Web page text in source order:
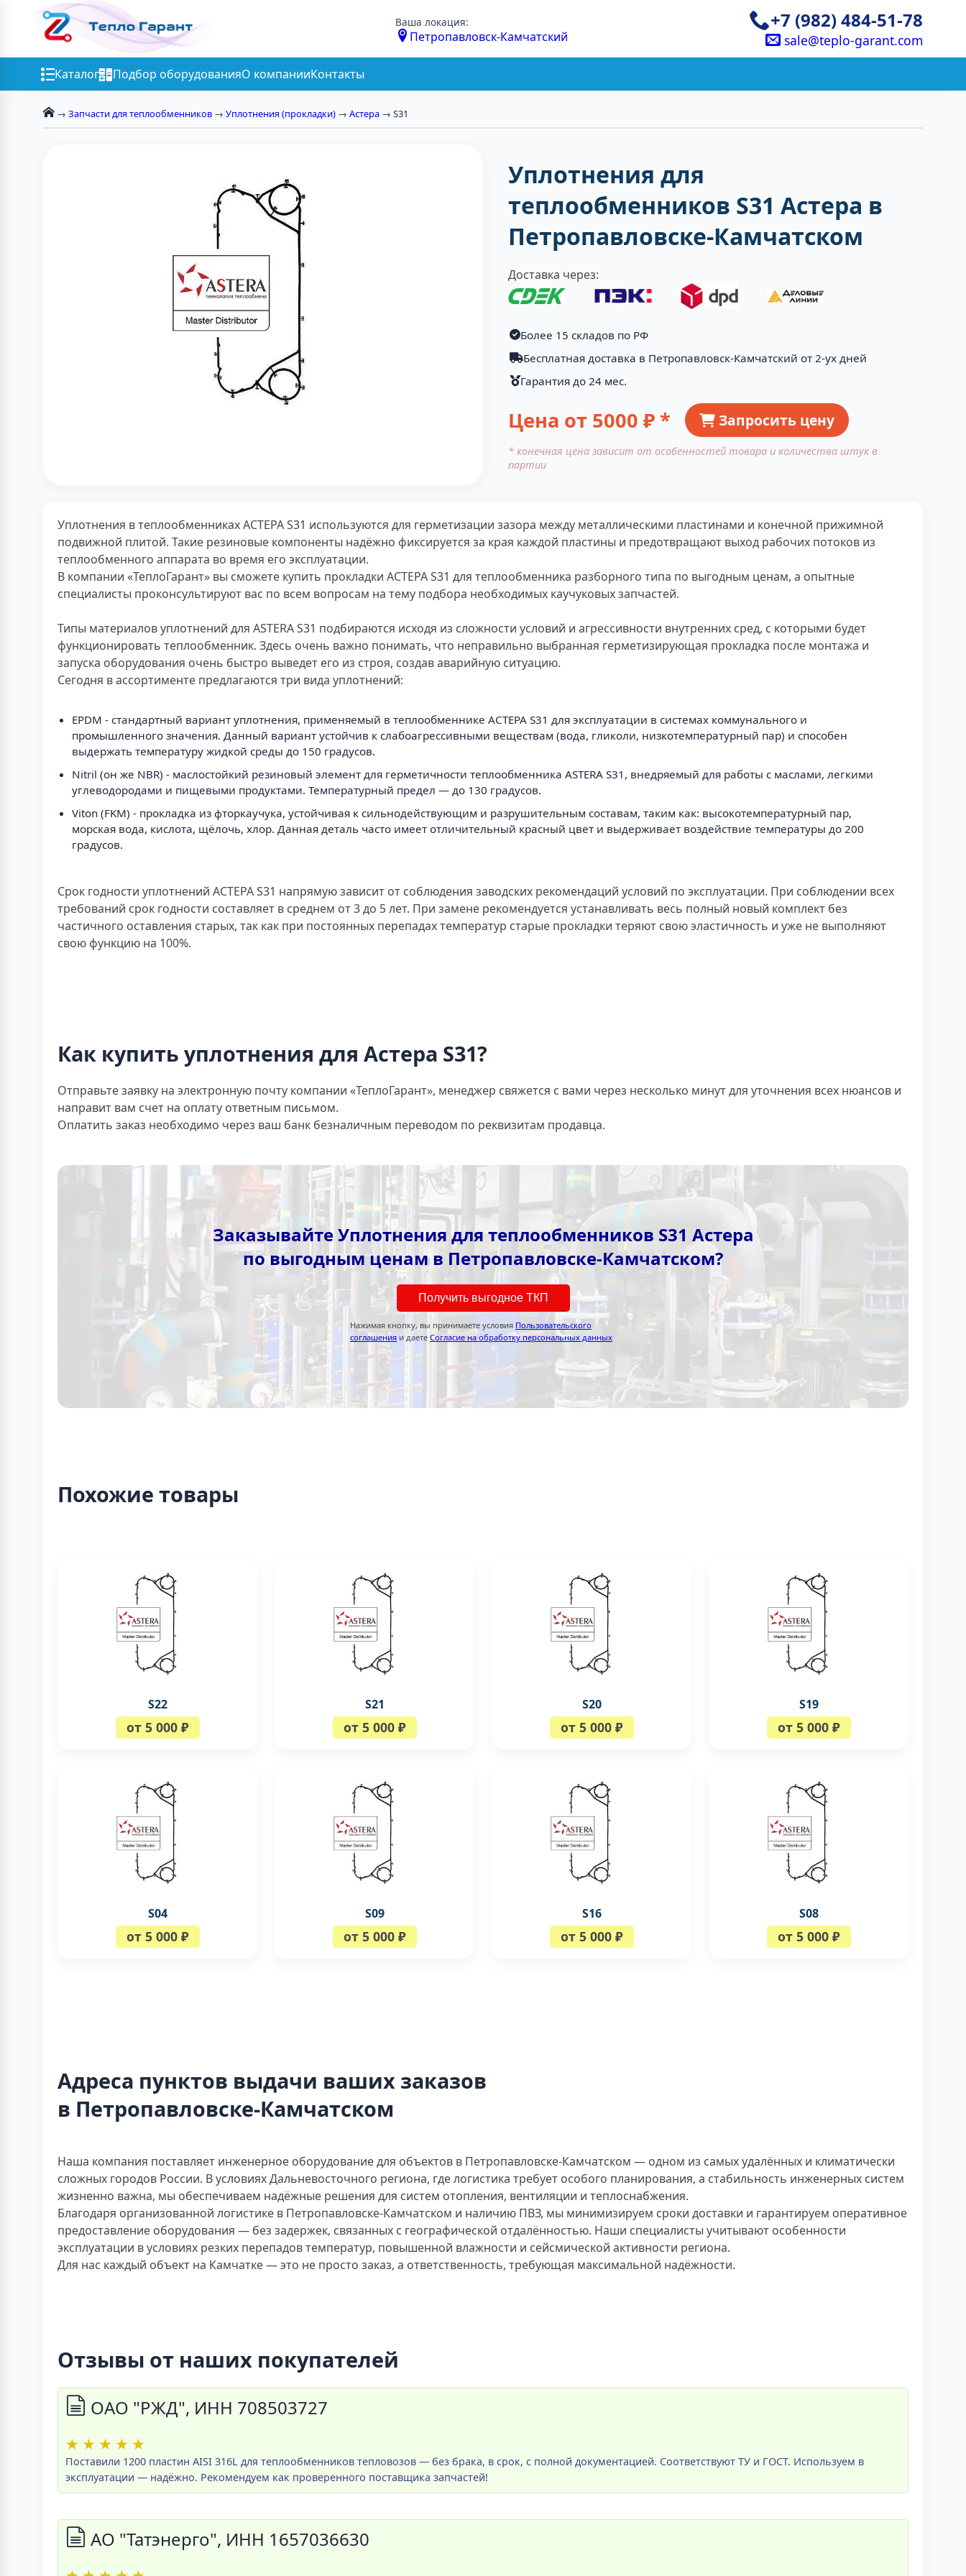
Ваша локация:
Петропавловск-Камчатский
+7 (982) 484-51-78
sale@teplo-garant.com
Каталог Подбор оборудованияО компанииКонтакты
→ Запчасти для теплообменников → Уплотнения (прокладки) → Астера → S31
Уплотнения для
теплообменников S31 Астера в
Петропавловске-Камчатском
Доставка через:
Более 15 складов по РФ
Бесплатная доставка в Петропавловск-Камчатский от 2-ух дней
Гарантия до 24 мес.
Цена от 5000 ₽ * Запросить цену
* конечная цена зависит от особенностей товара и количества штук в
партии
Уплотнения в теплообменниках АСТЕРА S31 используются для герметизации зазора между металлическими пластинами и конечной прижимной
подвижной плитой. Такие резиновые компоненты надёжно фиксируется за края каждой пластины и предотвращают выход рабочих потоков из
теплообменного аппарата во время его эксплуатации.
В компании «ТеплоГарант» вы сможете купить прокладки АСТЕРА S31 для теплообменника разборного типа по выгодным ценам, а опытные
специалисты проконсультируют вас по всем вопросам на тему подбора необходимых каучуковых запчастей.
Типы материалов уплотнений для ASTERA S31 подбираются исходя из сложности условий и агрессивности внутренних сред, с которыми будет
функционировать теплообменник. Здесь очень важно понимать, что неправильно выбранная герметизирующая прокладка после монтажа и
запуска оборудования очень быстро выведет его из строя, создав аварийную ситуацию.
Сегодня в ассортименте предлагаются три вида уплотнений:
EPDM - стандартный вариант уплотнения, применяемый в теплообменнике АСТЕРА S31 для эксплуатации в системах коммунального и
промышленного значения. Данный вариант устойчив к слабоагрессивными веществам (вода, гликоли, низкотемпературный пар) и способен
выдержать температуру жидкой среды до 150 градусов.
Nitril (он же NBR) - маслостойкий резиновый элемент для герметичности теплообменника ASTERA S31, внедряемый для работы с маслами, легкими
углеводородами и пищевыми продуктами. Температурный предел — до 130 градусов.
Viton (FKM) - прокладка из фторкаучука, устойчивая к сильнодействующим и разрушительным составам, таким как: высокотемпературный пар,
морская вода, кислота, щёлочь, хлор. Данная деталь часто имеет отличительный красный цвет и выдерживает воздействие температуры до 200
градусов.
Срок годности уплотнений АСТЕРА S31 напрямую зависит от соблюдения заводских рекомендаций условий по эксплуатации. При соблюдении всех
требований срок годности составляет в среднем от 3 до 5 лет. При замене рекомендуется устанавливать весь полный новый комплект без
частичного оставления старых, так как при постоянных перепадах температур старые прокладки теряют свою эластичность и уже не выполняют
свою функцию на 100%.
Как купить уплотнения для Астера S31?
Отправьте заявку на электронную почту компании «ТеплоГарант», менеджер свяжется с вами через несколько минут для уточнения всех нюансов и
направит вам счет на оплату ответным письмом.
Оплатить заказ необходимо через ваш банк безналичным переводом по реквизитам продавца.
Заказывайте Уплотнения для теплообменников S31 Астера
по выгодным ценам в Петропавловске-Камчатском?
Получить выгодное ТКП
Нажимая кнопку, вы принимаете условия Пользовательского
соглашения и даете Согласие на обработку персональных данных
Похожие товары
S22
от 5 000 ₽
S21
от 5 000 ₽
S20
от 5 000 ₽
S19
от 5 000 ₽
S04
от 5 000 ₽
S09
от 5 000 ₽
S16
от 5 000 ₽
S08
от 5 000 ₽
Адреса пунктов выдачи ваших заказов
в Петропавловске-Камчатском
Наша компания поставляет инженерное оборудование для объектов в Петропавловске-Камчатском — одном из самых удалённых и климатически
сложных городов России. В условиях Дальневосточного региона, где логистика требует особого планирования, а стабильность инженерных систем
жизненно важна, мы обеспечиваем надёжные решения для систем отопления, вентиляции и теплоснабжения.
Благодаря организованной логистике в Петропавловске-Камчатском и наличию ПВЗ, мы минимизируем сроки доставки и гарантируем оперативное
предоставление оборудования — без задержек, связанных с географической отдалённостью. Наши специалисты учитывают особенности
эксплуатации в условиях резких перепадов температур, повышенной влажности и сейсмической активности региона.
Для нас каждый объект на Камчатке — это не просто заказ, а ответственность, требующая максимальной надёжности.
Отзывы от наших покупателей
ОАО "РЖД", ИНН 708503727
★ ★ ★ ★ ★
Поставили 1200 пластин AISI 316L для теплообменников тепловозов — без брака, в срок, с полной документацией. Соответствуют ТУ и ГОСТ. Используем в
эксплуатации — надёжно. Рекомендуем как проверенного поставщика запчастей!
АО "Татэнерго", ИНН 1657036630